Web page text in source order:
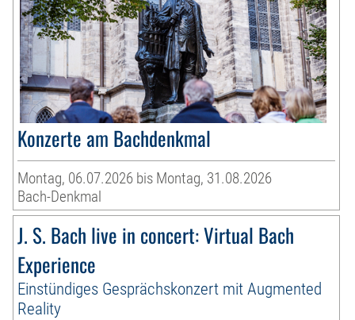
Konzerte am Bachdenkmal
Montag, 06.07.2026 bis Montag, 31.08.2026
Bach-Denkmal
J. S. Bach live in concert: Virtual Bach
Experience
Einstündiges Gesprächskonzert mit Augmented
Reality